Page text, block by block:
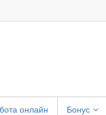
онлайн Бонус